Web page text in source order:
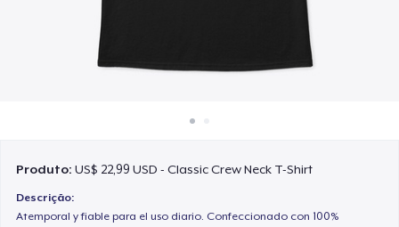
Produto:US$ 22,99 USD - Classic Crew Neck T-Shirt
Descrição:
Atemporal y fiable para el uso diario. Confeccionado con 100%